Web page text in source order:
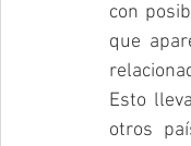
con
que
Esto
otros